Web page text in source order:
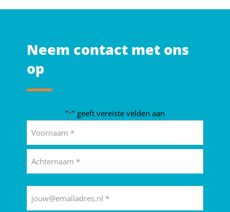
Neem contact met ons
op
"*" geeft vereiste velden aan